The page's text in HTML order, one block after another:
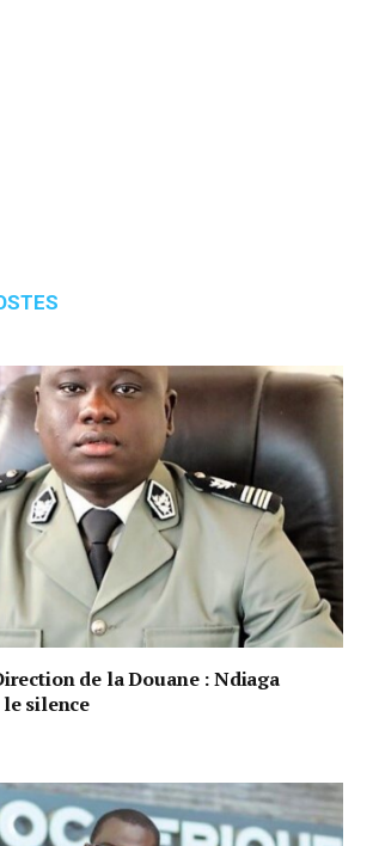
de la Douane : Ndiaga
silence